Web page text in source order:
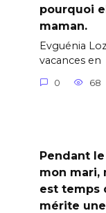
pourquoi
maman.
Evguénia
vacances en
0 68
Pendant
mon mari,
est temps
mérite